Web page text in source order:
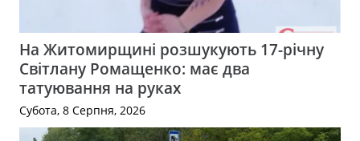
На Житомирщині розшукують 17-річну
Світлану Ромащенко: має два
татуювання на руках
Субота, 8 Серпня, 2026